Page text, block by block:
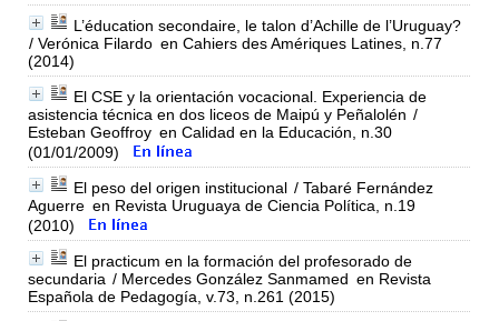
L’éducation secondaire, le talon d’Achille de l’Uruguay?
/ Verónica Filardo en Cahiers des Amériques Latines, n.77
(2014)
El CSE y la orientación vocacional. Experiencia de
asistencia técnica en dos liceos de Maipú y Peñalolén /
Esteban Geoffroy en Calidad en la Educación, n.30
(01/01/2009)
El peso del origen institucional / Tabaré Fernández
Aguerre en Revista Uruguaya de Ciencia Política, n.19
(2010)
El practicum en la formación del profesorado de
secundaria / Mercedes González Sanmamed en Revista
Española de Pedagogía, v.73, n.261 (2015)